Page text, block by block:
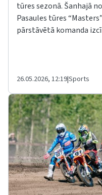
tūres sezonā. Šanhajā
Pasaules tūres
pārstāvētā komanda
26.05.2026, 12:19|Sports